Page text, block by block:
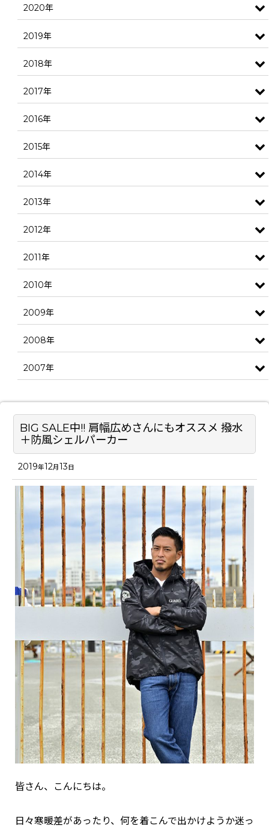
BIG SALE中!! 肩幅広めさんにもオススメ 撥水
＋防風シェルパーカー
2019年12月13日
皆さん、こんにちは。
日々寒暖差があったり、何を着こんで出かけようか迷っ
2020年
2019年
2018年
2017年
2016年
2015年
2014年
2013年
2012年
2011年
2010年
2009年
2008年
2007年